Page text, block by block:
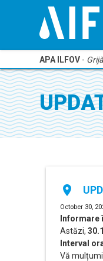
APA ILFOV -
place
October 30,
Informare
Astăzi,
Interval
Vă